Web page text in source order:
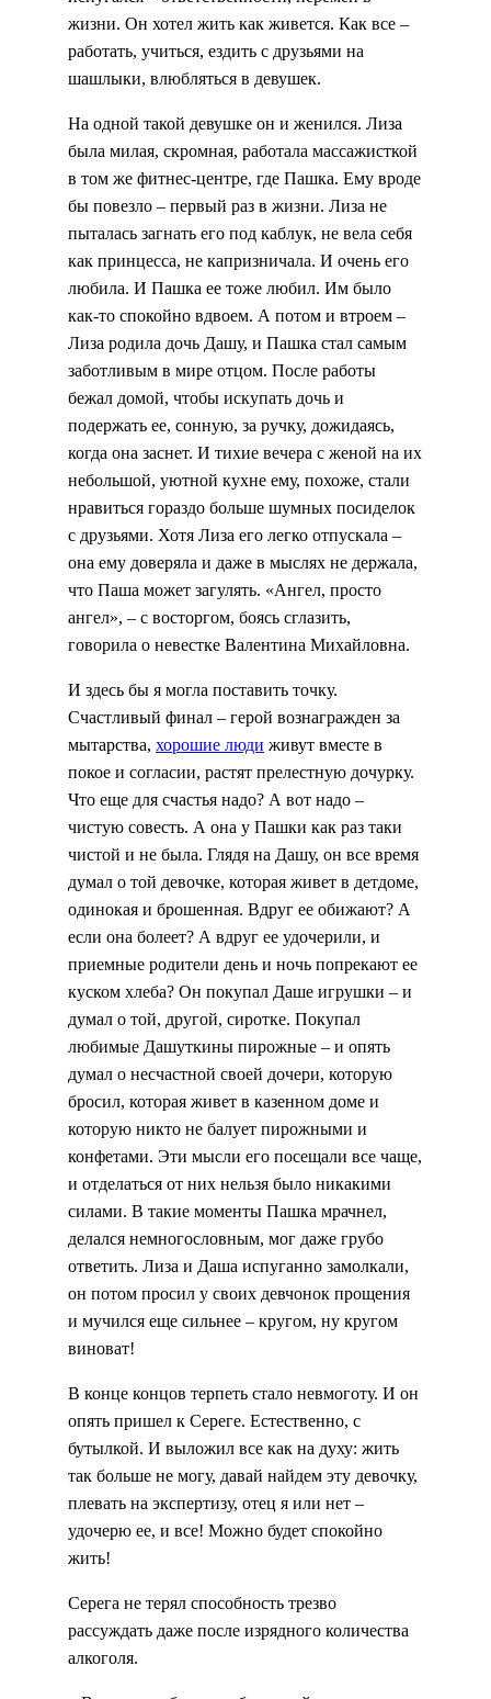
жизни. Он хотел жить как живется. Как все –
работать, учиться, ездить с друзьями на
шашлыки, влюбляться в девушек.
На одной такой девушке он и женился. Лиза
была милая, скромная, работала массажисткой
в том же фитнес-центре, где Пашка. Ему вроде
бы повезло – первый раз в жизни. Лиза не
пыталась загнать его под каблук, не вела себя
как принцесса, не капризничала. И очень его
любила. И Пашка ее тоже любил. Им было
как-то спокойно вдвоем. А потом и втроем –
Лиза родила дочь Дашу, и Пашка стал самым
заботливым в мире отцом. После работы
бежал домой, чтобы искупать дочь и
подержать ее, сонную, за ручку, дожидаясь,
когда она заснет. И тихие вечера с женой на их
небольшой, уютной кухне ему, похоже, стали
нравиться гораздо больше шумных посиделок
с друзьями. Хотя Лиза его легко отпускала –
она ему доверяла и даже в мыслях не держала,
что Паша может загулять. «Ангел, просто
ангел», – с восторгом, боясь сглазить,
говорила о невестке Валентина Михайловна.
И здесь бы я могла поставить точку.
Счастливый финал – герой вознагражден за
мытарства, хорошие люди живут вместе в
покое и согласии, растят прелестную дочурку.
Что еще для счастья надо? А вот надо –
чистую совесть. А она у Пашки как раз таки
чистой и не была. Глядя на Дашу, он все время
думал о той девочке, которая живет в детдоме,
одинокая и брошенная. Вдруг ее обижают? А
если она болеет? А вдруг ее удочерили, и
приемные родители день и ночь попрекают ее
куском хлеба? Он покупал Даше игрушки – и
думал о той, другой, сиротке. Покупал
любимые Дашуткины пирожные – и опять
думал о несчастной своей дочери, которую
бросил, которая живет в казенном доме и
которую никто не балует пирожными и
конфетами. Эти мысли его посещали все чаще,
и отделаться от них нельзя было никакими
силами. В такие моменты Пашка мрачнел,
делался немногословным, мог даже грубо
ответить. Лиза и Даша испуганно замолкали,
он потом просил у своих девчонок прощения
и мучился еще сильнее – кругом, ну кругом
виноват!
В конце концов терпеть стало невмоготу. И он
опять пришел к Сереге. Естественно, с
бутылкой. И выложил все как на духу: жить
так больше не могу, давай найдем эту девочку,
плевать на экспертизу, отец я или нет –
удочерю ее, и все! Можно будет спокойно
жить!
Серега не терял способность трезво
рассуждать даже после изрядного количества
алкоголя.